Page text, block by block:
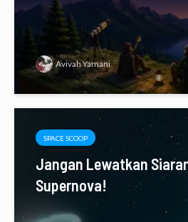
Avivah Yamani
SPACE SCOOP
Jangan Lewatkan
Supernova!